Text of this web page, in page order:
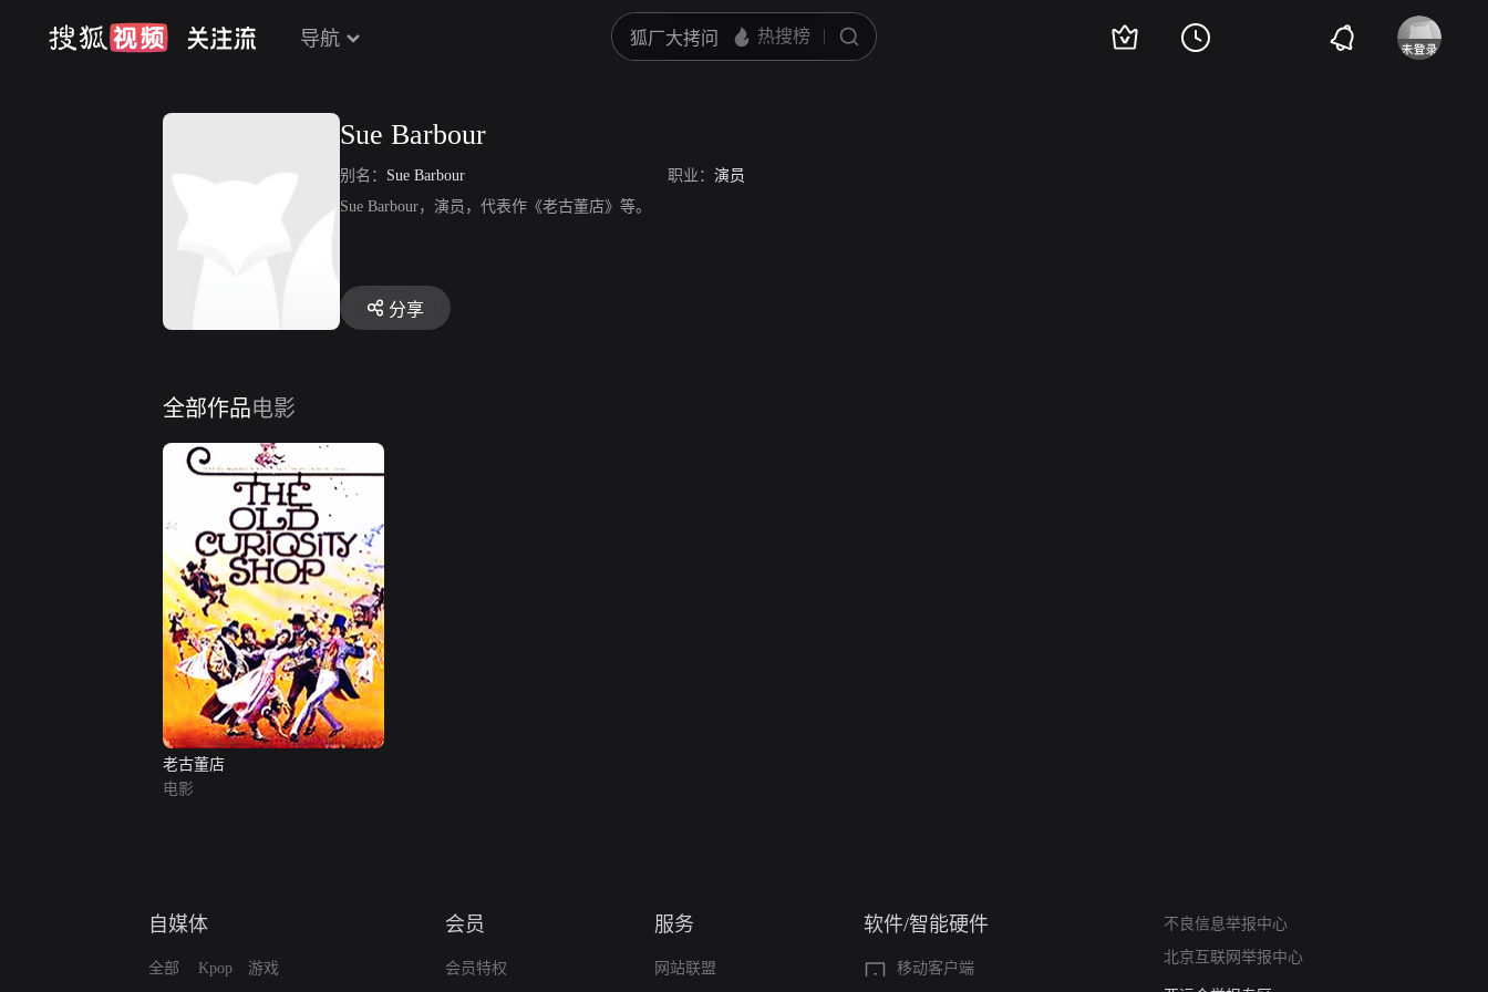
导航
Sue Barbour
别名： Sue Barbour 职业： 演员
Sue Barbour，演员，代表作《老古董店》等。
分享
全部作品电影
老古董店
电影
自媒体
全部 Kpop 游戏
会员
会员特权
服务
网站联盟
软件/智能硬件
移动客户端
不良信息举报中心
北京互联网举报中心
算法推荐专项举报